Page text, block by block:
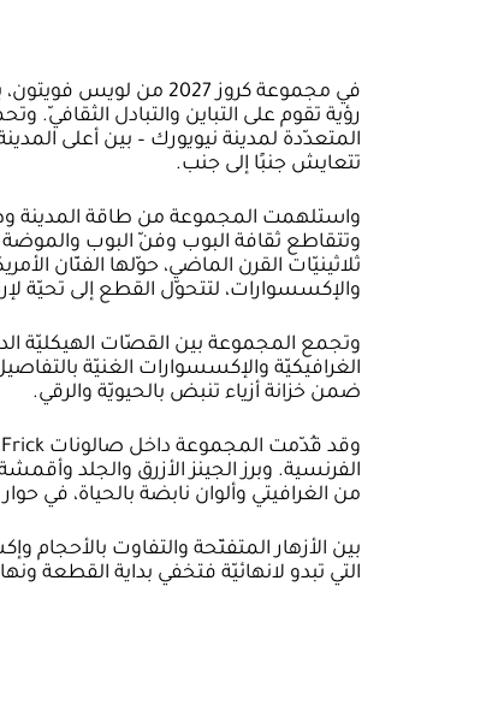
في مجموعة كروز 2027
المتعدّدة لمدينة نيويورك – بين أعلى
تتعايش جنبًا إلى جنب.
واستلهمت المجموعة من طاقة المدينة
وتتقاطع ثقافة البوب وفنّ البوب
ثلاثينيّات القرن الماضي، حوّلها الفنّان
والإكسسوارات، لتتحوّل القطع إلى تحيّة
وتجمع المجموعة بين القصّات الهيكليّة
الغرافيكيّة والإكسسوارات الغنيّة
ضمن خزانة أزياء تنبض بالحيويّة والرقي.
من الغرافيتي وألوان نابضة بالحياة، في
بين الأزهار المتفتّحة والتفاوت بالأحجام
التي تبدو لانهائيّة فتخفي بداية القطعة